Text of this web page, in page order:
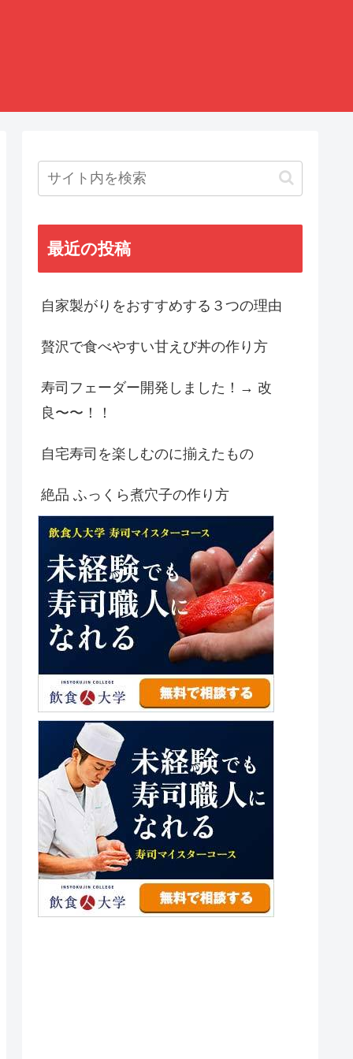
最近の投稿
自家製がりをおすすめする３つの理由
贅沢で食べやすい甘えび丼の作り方
寿司フェーダー開発しました！→ 改
良〜〜！！
自宅寿司を楽しむのに揃えたもの
絶品 ふっくら煮穴子の作り方